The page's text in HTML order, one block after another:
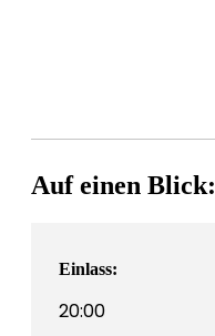
Auf einen Blick:
Einlass:
20:00